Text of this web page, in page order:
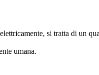
si tratta di un
umana.